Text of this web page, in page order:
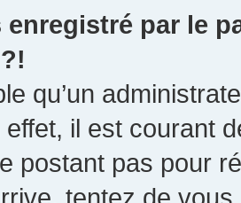
enregistré par le
qu’un
il est courant
postant pas pour
tentez de